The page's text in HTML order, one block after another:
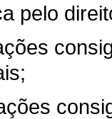
pelo